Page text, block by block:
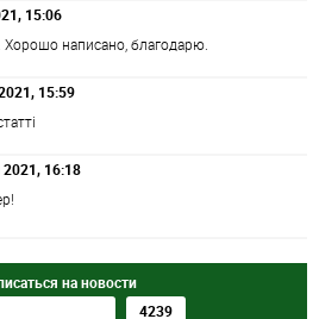
15:06
Хорошо написано, благодарю.
15:59
16:18
на новости